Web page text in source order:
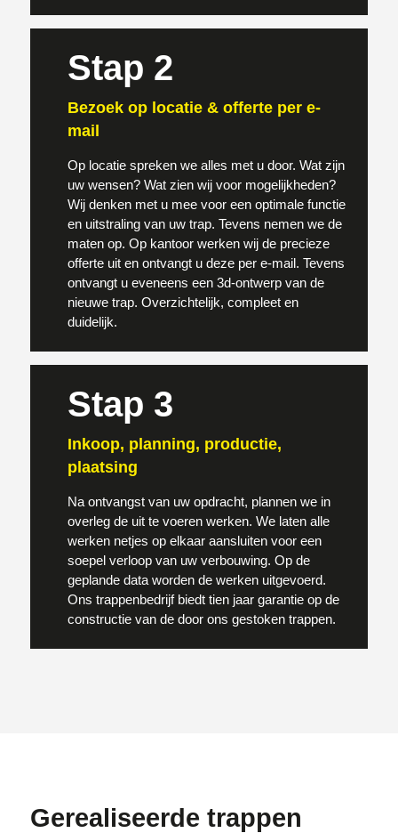
Stap 2
Bezoek op locatie & offerte per e-
mail
Op locatie spreken we alles met u door. Wat zijn
uw wensen? Wat zien wij voor mogelijkheden?
Wij denken met u mee voor een optimale functie
en uitstraling van uw trap. Tevens nemen we de
maten op. Op kantoor werken wij de precieze
offerte uit en ontvangt u deze per e-mail. Tevens
ontvangt u eveneens een 3d-ontwerp van de
nieuwe trap. Overzichtelijk, compleet en
duidelijk.
Stap 3
Inkoop, planning, productie,
plaatsing
Na ontvangst van uw opdracht, plannen we in
overleg de uit te voeren werken. We laten alle
werken netjes op elkaar aansluiten voor een
soepel verloop van uw verbouwing. Op de
geplande data worden de werken uitgevoerd.
Ons trappenbedrijf biedt tien jaar garantie op de
constructie van de door ons gestoken trappen.
Gerealiseerde trappen